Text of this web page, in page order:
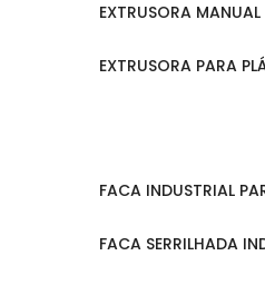
EXTRUSORA MANUAL
EXTRUSORA PARA
FACA INDUSTRIAL
FACA SERRILHADA